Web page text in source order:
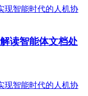
读智能体文档处